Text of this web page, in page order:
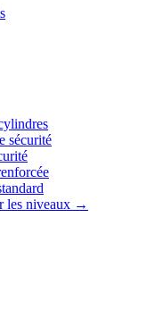
sécurité
les niveaux →